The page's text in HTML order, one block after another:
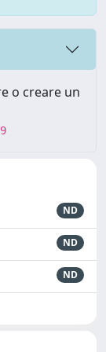
o creare un
ND
ND
ND